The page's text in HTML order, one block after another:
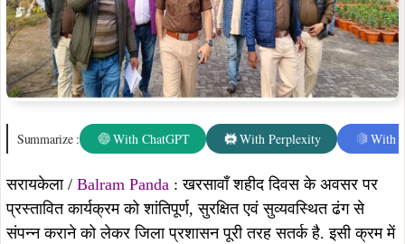
Summarize : With ChatGPT With Perplexity With
सरायकेला / Balram Panda : खरसावाँ शहीद दिवस के अवसर पर
प्रस्तावित कार्यक्रम को शांतिपूर्ण, सुरक्षित एवं सुव्यवस्थित ढंग से
संपन्न कराने को लेकर जिला प्रशासन पूरी तरह सतर्क है. इसी क्रम में